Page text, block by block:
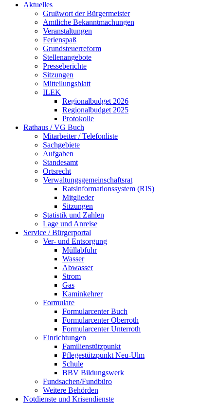
Aktuelles
Grußwort der Bürgermeister
Amtliche Bekanntmachungen
Veranstaltungen
Ferienspaß
Grundsteuerreform
Stellenangebote
Presseberichte
Sitzungen
Mitteilungsblatt
ILEK
Regionalbudget 2026
Regionalbudget 2025
Protokolle
Rathaus / VG Buch
Mitarbeiter / Telefonliste
Sachgebiete
Aufgaben
Standesamt
Ortsrecht
Verwaltungsgemeinschaftsrat
Ratsinformationssystem (RIS)
Mitglieder
Sitzungen
Statistik und Zahlen
Lage und Anreise
Service / Bürgerportal
Ver- und Entsorgung
Müllabfuhr
Wasser
Abwasser
Strom
Gas
Kaminkehrer
Formulare
Formularcenter Buch
Formularcenter Oberroth
Formularcenter Unterroth
Einrichtungen
Familienstützpunkt
Pflegestützpunkt Neu-Ulm
Schule
BBV Bildungswerk
Fundsachen/Fundbüro
Weitere Behörden
Notdienste und Krisendienste